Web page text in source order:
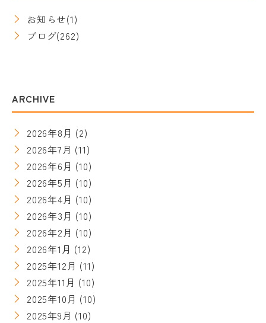
お知らせ(1)
ブログ(262)
ARCHIVE
2026年8月 (2)
2026年7月 (11)
2026年6月 (10)
2026年5月 (10)
2026年4月 (10)
2026年3月 (10)
2026年2月 (10)
2026年1月 (12)
2025年12月 (11)
2025年11月 (10)
2025年10月 (10)
2025年9月 (10)